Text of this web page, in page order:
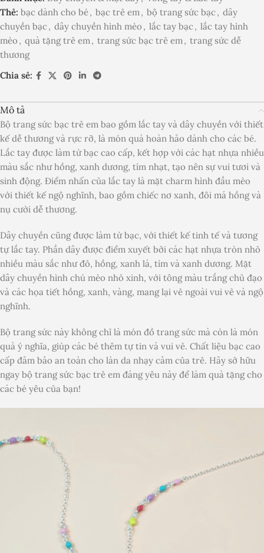
Thẻ: bạc dành cho bé, bạc trẻ em, bộ trang sức bạc, dây
chuyền bạc, dây chuyền hình mèo , lắc tay bạc, lắc tay hình
mèo , quà tặng trẻ em, trang sức bạc trẻ em, trang sức dễ
thương
Chia sẻ:
Mô tả
Bộ trang sức bạc trẻ em bao gồm lắc tay và dây chuyền với thiết
kế dễ thương và rực rỡ, là món quà hoàn hảo dành cho các bé.
Lắc tay được làm từ bạc cao cấp, kết hợp với các hạt nhựa nhiều
màu sắc như hồng, xanh dương, tím nhạt, tạo nên sự vui tươi và
sinh động. Điểm nhấn của lắc tay là mặt charm hình đầu mèo
với thiết kế ngộ nghĩnh, bao gồm chiếc nơ xanh, đôi má hồng và
nụ cười dễ thương.
Dây chuyền cũng được làm từ bạc, với thiết kế tinh tế và tương
tự lắc tay. Phần dây được điểm xuyết bởi các hạt nhựa tròn nhỏ
nhiều màu sắc như đỏ, hồng, xanh lá, tím và xanh dương. Mặt
dây chuyền hình chú mèo nhỏ xinh, với tông màu trắng chủ đạo
và các họa tiết hồng, xanh, vàng, mang lại vẻ ngoài vui vẻ và ngộ
nghĩnh.
Bộ trang sức này không chỉ là món đồ trang sức mà còn là món
quà ý nghĩa, giúp các bé thêm tự tin và vui vẻ. Chất liệu bạc cao
cấp đảm bảo an toàn cho làn da nhạy cảm của trẻ. Hãy sở hữu
ngay bộ trang sức bạc trẻ em đáng yêu này để làm quà tặng cho
các bé yêu của bạn!